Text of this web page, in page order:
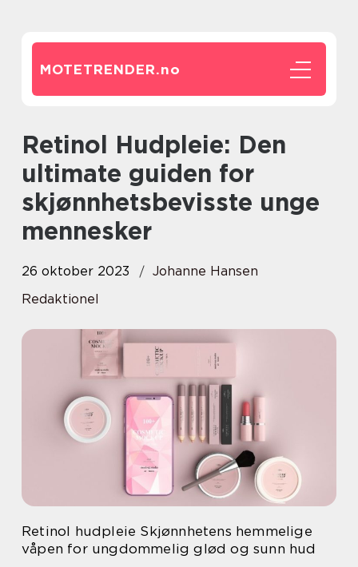
MOTETRENDER.no
Retinol Hudpleie: Den
ultimate guiden for
skjønnhetsbevisste unge
mennesker
26 oktober 2023
Johanne Hansen
Redaktionel
Retinol hudpleie Skjønnhetens hemmelige
våpen for ungdommelig glød og sunn hud